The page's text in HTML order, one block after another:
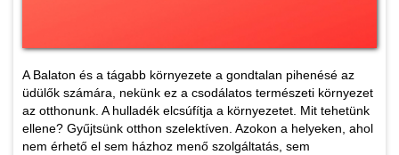
A Balaton és a tágabb környezete a gondtalan pihenésé az
üdülők számára, nekünk ez a csodálatos természeti környezet
az otthonunk. A hulladék elcsúfítja a környezetet. Mit tehetünk
ellene? Gyűjtsünk otthon szelektíven. Azokon a helyeken, ahol
nem érhető el sem házhoz menő szolgáltatás, sem